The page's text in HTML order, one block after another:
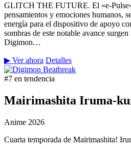
GLITCH THE FUTURE. El «e-
pensamientos y emociones humanos,
energía para el dispositivo de apoyo
sombras de este notable avance
Digimon…
▶ Ver ahora Detalles
#7 en tendencia
Mairimashita Iruma-
Anime 2026
Cuarta temporada de Mairimashita!